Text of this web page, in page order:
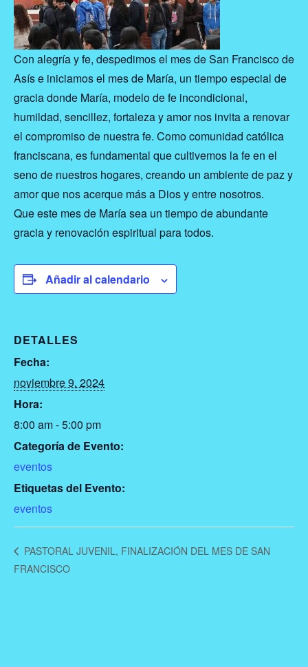
Con alegría y fe, despedimos el mes de San Francisco de
Asís e iniciamos el mes de María, un tiempo especial de
gracia donde María, modelo de fe incondicional,
humildad, sencillez, fortaleza y amor nos invita a renovar
el compromiso de nuestra fe. Como comunidad católica
franciscana, es fundamental que cultivemos la fe en el
seno de nuestros hogares, creando un ambiente de paz y
amor que nos acerque más a Dios y entre nosotros.
Que este mes de María sea un tiempo de abundante
gracia y renovación espiritual para todos.
Añadir al calendario
DETALLES
Fecha:
noviembre 9, 2024
Hora:
8:00 am - 5:00 pm
Categoría de Evento:
eventos
Etiquetas del Evento:
eventos
PASTORAL JUVENIL, FINALIZACIÓN DEL MES DE SAN
FRANCISCO